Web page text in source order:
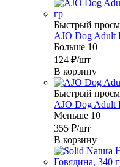
Быстрый
AJO Dog Adult
Больше 10
124 ₽/шт
В корзину
Быстрый
AJO Dog Adult
Меньше 10
355 ₽/шт
В корзину